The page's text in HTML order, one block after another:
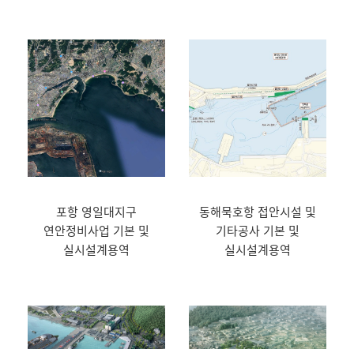
포항 영일대지구
연안정비사업 기본 및
실시설계용역
동해묵호항 접안시설 및
기타공사 기본 및
실시설계용역